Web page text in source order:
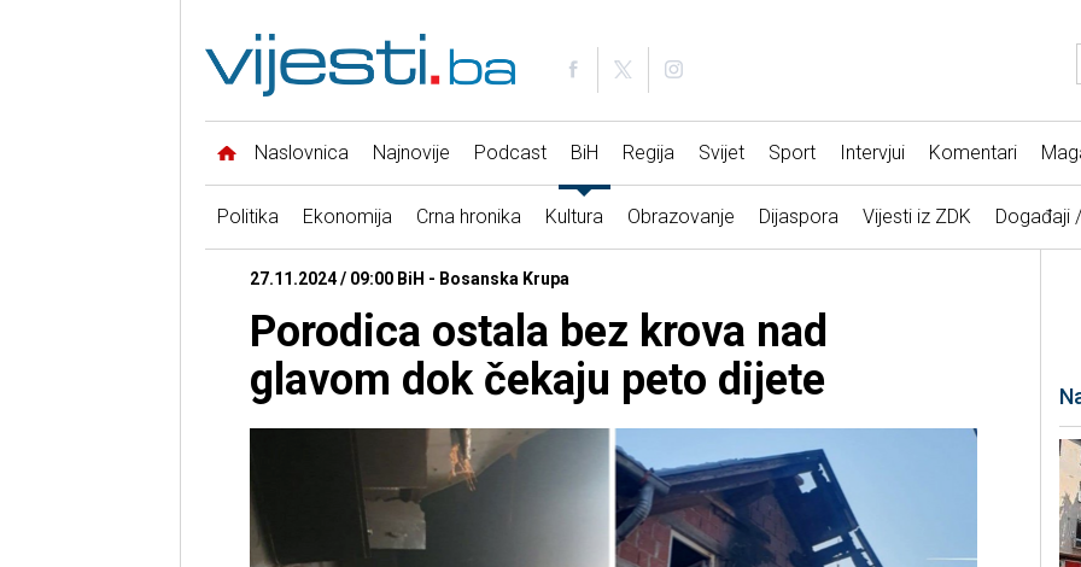
Naslovnica Najnovije Podcast BiH Regija Svijet Sport Intervjui Komentari
Politika Ekonomija Crna hronika Kultura Obrazovanje Dijaspora Vijesti iz ZDK Događaji
27.11.2024 / 09:00 BiH - Bosanska Krupa
Porodica ostala bez krova nad
glavom dok čekaju peto dijete